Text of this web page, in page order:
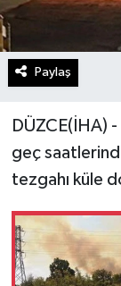
Paylaş
DÜZCE(İHA)
geç
tezgahı küle